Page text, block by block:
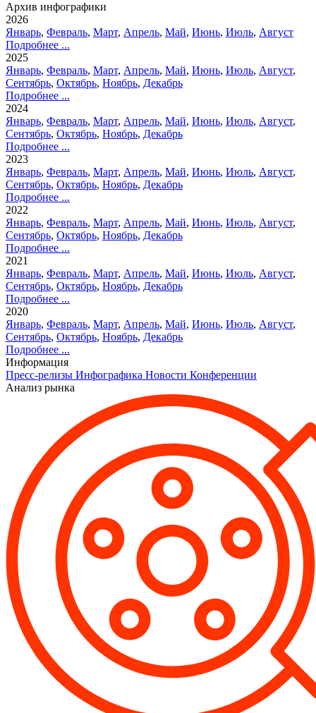
Архив инфографики
2026
Январь, Февраль, Март, Апрель, Май, Июнь, Июль, Август
Подробнее ...
2025
Январь, Февраль, Март, Апрель, Май, Июнь, Июль, Август,
Сентябрь, Октябрь, Ноябрь, Декабрь
Подробнее ...
2024
Январь, Февраль, Март, Апрель, Май, Июнь, Июль, Август,
Сентябрь, Октябрь, Ноябрь, Декабрь
Подробнее ...
2023
Январь, Февраль, Март, Апрель, Май, Июнь, Июль, Август,
Сентябрь, Октябрь, Ноябрь, Декабрь
Подробнее ...
2022
Январь, Февраль, Март, Апрель, Май, Июнь, Июль, Август,
Сентябрь, Октябрь, Ноябрь, Декабрь
Подробнее ...
2021
Январь, Февраль, Март, Апрель, Май, Июнь, Июль, Август,
Сентябрь, Октябрь, Ноябрь, Декабрь
Подробнее ...
2020
Январь, Февраль, Март, Апрель, Май, Июнь, Июль, Август,
Сентябрь, Октябрь, Ноябрь, Декабрь
Подробнее ...
Информация
Пресс-релизы Инфографика Новости Конференции
Анализ рынка